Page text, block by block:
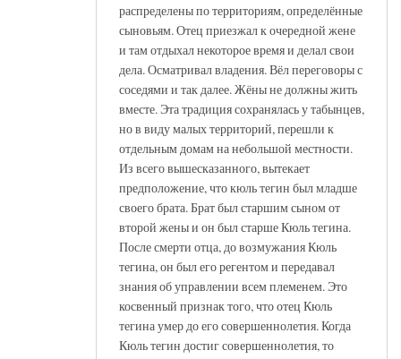
распределены по территориям, определённые
сыновьям. Отец приезжал к очередной жене
и там отдыхал некоторое время и делал свои
дела. Осматривал владения. Вёл переговоры с
соседями и так далее. Жёны не должны жить
вместе. Эта традиция сохранялась у табынцев,
но в виду малых территорий, перешли к
отдельным домам на небольшой местности.
Из всего вышесказанного, вытекает
предположение, что кюль тегин был младше
своего брата. Брат был старшим сыном от
второй жены и он был старше Кюль тегина.
После смерти отца, до возмужания Кюль
тегина, он был его регентом и передавал
знания об управлении всем племенем. Это
косвенный признак того, что отец Кюль
тегина умер до его совершеннолетия. Когда
Кюль тегин достиг совершеннолетия, то